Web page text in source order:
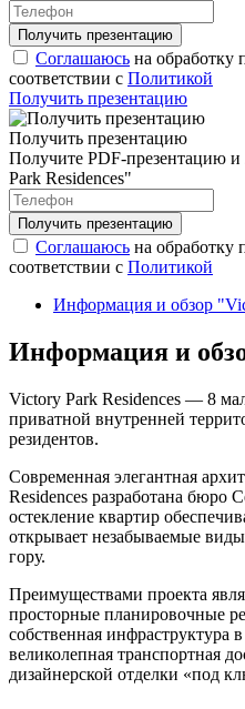
Соглашаюсь на обработку
соответствии с Политикой
Получить презентацию
Получить презентацию
Получите PDF-презентацию
Park Residences"
Соглашаюсь на обработку
соответствии с Политикой
Информация и обзор
Информация и
Victory Park Residences — 8
приватной внутренней
резидентов.
Современная элегантная
Residences разработана бюро
остекление квартир
открывает незабываемые
гору.
Преимуществами проекта
просторные планировочные
собственная инфраструктура
великолепная транспортная
дизайнерской отделки «под